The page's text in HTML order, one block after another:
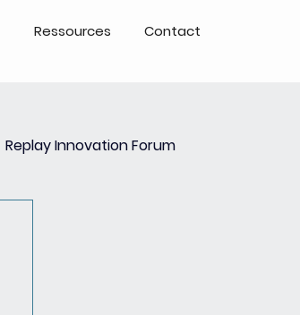
Ressources Contact
Replay Innovation Forum